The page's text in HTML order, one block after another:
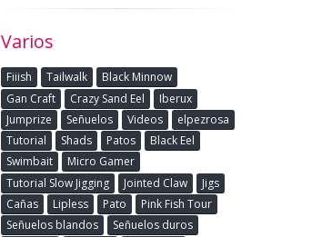
Varios
Fiiish Tailwalk
Black Minnow
Gan Craft
Crazy Sand Eel
Iberux
Jumprize
Señuelos Videos
elpezrosa
Tutorial
Shads Patos
Black Eel
Swimbait
Micro Gamer
Tutorial Slow Jigging
Jointed Claw
Jigs
Cañas
Lipless Pato
Pink Fish Tour
Señuelos blandos
Señuelos duros